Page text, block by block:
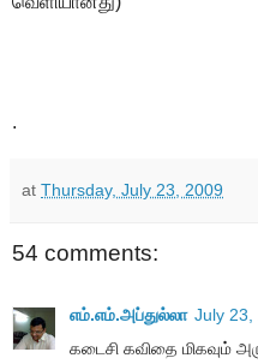
.
at Thursday, July 23, 2009
54 comments:
எம்.எம்.அப்துல்லா July 23,
கடைசி கவிதை மிகவும்